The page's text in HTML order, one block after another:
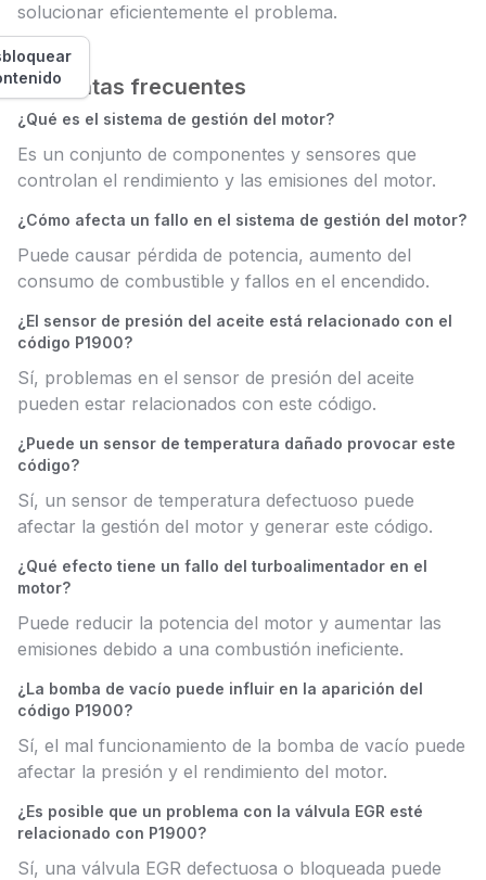
solucionar eficientemente el problema.
Preguntas frecuentes
¿Qué es el sistema de gestión del motor?
Es un conjunto de componentes y sensores que
controlan el rendimiento y las emisiones del motor.
¿Cómo afecta un fallo en el sistema de gestión del motor?
Puede causar pérdida de potencia, aumento del
consumo de combustible y fallos en el encendido.
¿El sensor de presión del aceite está relacionado con el
código P1900?
Sí, problemas en el sensor de presión del aceite
pueden estar relacionados con este código.
¿Puede un sensor de temperatura dañado provocar este
código?
Sí, un sensor de temperatura defectuoso puede
afectar la gestión del motor y generar este código.
¿Qué efecto tiene un fallo del turboalimentador en el
motor?
Puede reducir la potencia del motor y aumentar las
emisiones debido a una combustión ineficiente.
¿La bomba de vacío puede influir en la aparición del
código P1900?
Sí, el mal funcionamiento de la bomba de vacío puede
afectar la presión y el rendimiento del motor.
¿Es posible que un problema con la válvula EGR esté
relacionado con P1900?
Sí, una válvula EGR defectuosa o bloqueada puede